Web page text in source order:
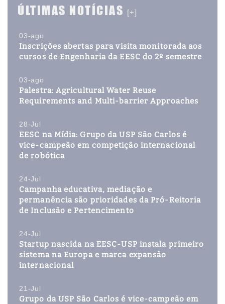
ÚLTIMAS NOTÍCIAS [+]
03-ago
Inscrições abertas para visita monitorada aos
cursos de Engenharia da EESC do 2º semestre
03-ago
Palestra: Agricultural Water Reuse
Requirements and Multi-barrier Approaches
28-Jul
EESC na Mídia: Grupo da USP São Carlos é
vice-campeão em competição internacional
de robótica
24-Jul
Campanha educativa, mediação e
permanência são prioridades da Pró-Reitoria
de Inclusão e Pertencimento
24-Jul
Startup nascida na EESC-USP instala primeiro
sistema na Europa e marca expansão
internacional
21-Jul
Grupo da USP São Carlos é vice-campeão em